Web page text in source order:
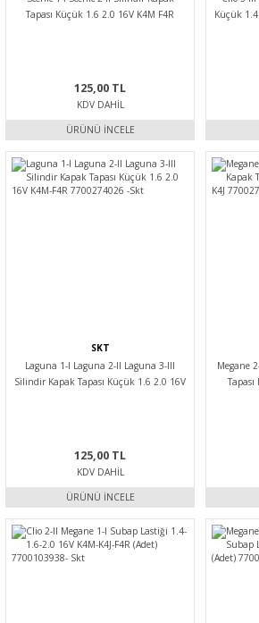
Tapası Küçük 1.6 2.0 16V K4M F4R
125,00 TL
KDV DAHIL
ÜRÜNÜ İNCELE
Küçük
SKT
Laguna 1-I Laguna 2-II Laguna 3-III
Silindir Kapak Tapası Küçük 1.6 2.0 16V
125,00 TL
KDV DAHIL
ÜRÜNÜ İNCELE
Megane